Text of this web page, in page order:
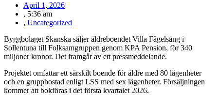
April 1, 2026
, 5:36 am
, Uncategorized
Byggbolaget Skanska säljer äldreboendet Villa Fågelsång i
Sollentuna till Folksamgruppen genom KPA Pension, för 340
miljoner kronor. Det framgår av ett pressmeddelande.
Projektet omfattar ett särskilt boende för äldre med 80 lägenheter
och en gruppbostad enligt LSS med sex lägenheter. Försäljningen
kommer att bokföras i det första kvartalet 2026.